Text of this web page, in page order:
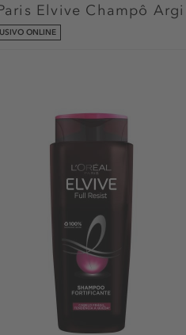
Elvive Champô
ONLINE